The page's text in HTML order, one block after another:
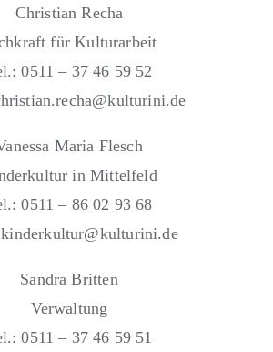
Christian Recha
für Kulturarbeit
0511 – 37 46 59 52
Maria Flesch
in Mittelfeld
0511 – 86 02 93 68
Sandra Britten
Verwaltung
0511 – 37 46 59 51